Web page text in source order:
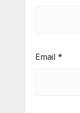
Email *